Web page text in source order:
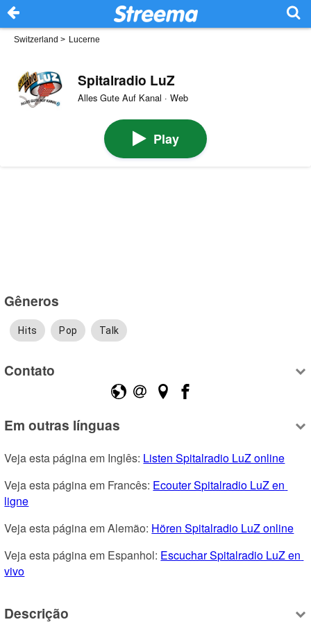
Switzerland > Lucerne
Spitalradio LuZ
Alles Gute Auf Kanal · Web
Play
Gêneros
Hits Pop Talk
Contato
Em outras línguas
Veja esta página em Inglês: Listen Spitalradio LuZ online
Veja esta página em Francês: Ecouter Spitalradio LuZ en
ligne
Veja esta página em Alemão: Hören Spitalradio LuZ online
Veja esta página em Espanhol: Escuchar Spitalradio LuZ en
vivo
Descrição